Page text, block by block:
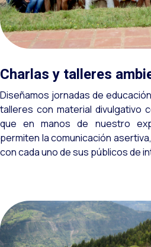
Charlas y talleres
Diseñamos jornadas de
talleres con material divulgativo
que en manos de nuestro
permiten la comunicación
con cada uno de sus públicos de